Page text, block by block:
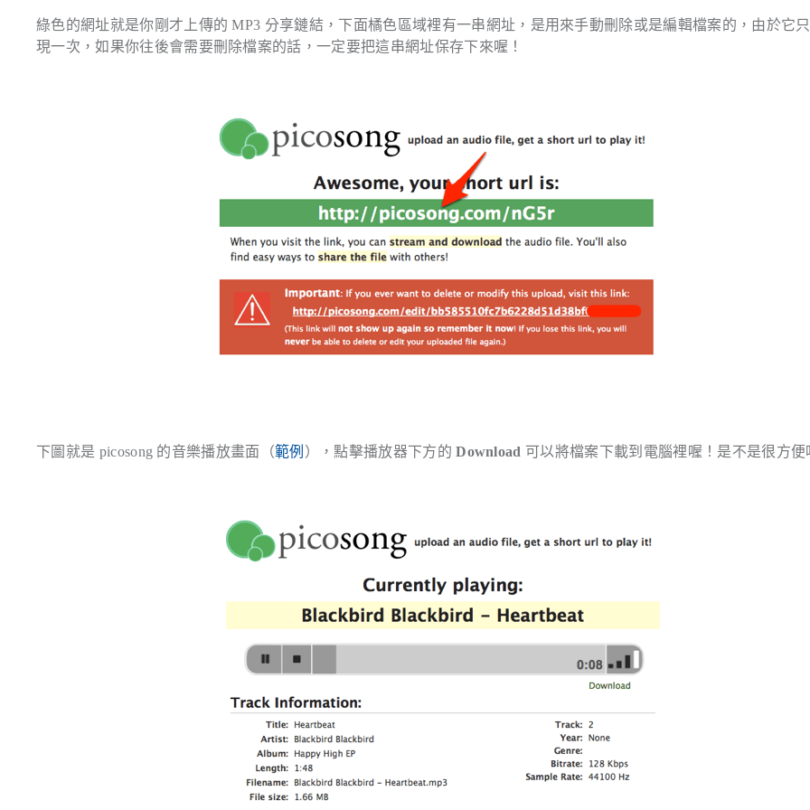
綠色的網址就是你剛才上傳的 MP3 分享鏈結，下面橘色區域裡有一串網址，是用來手動刪除或是編輯檔案的，由於它
現一次，如果你往後會需要刪除檔案的話，一定要把這串網址保存下來喔！
下圖就是 picosong 的音樂播放畫面（範例 ），點擊播放器下方的Download 可以將檔案下載到電腦裡喔！是不是很方便